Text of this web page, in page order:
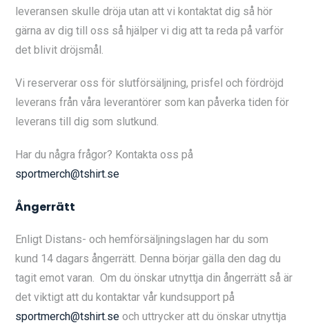
leveransen skulle dröja utan att vi kontaktat dig så hör
gärna av dig till oss så hjälper vi dig att ta reda på varför
det blivit dröjsmål.
Vi reserverar oss för slutförsäljning, prisfel och fördröjd
leverans från våra leverantörer som kan påverka tiden för
leverans till dig som slutkund.
Har du några frågor? Kontakta oss på
sportmerch@tshirt.se
Ångerrätt
Enligt Distans- och hemförsäljningslagen har du som
kund 14 dagars ångerrätt. Denna börjar gälla den dag du
tagit emot varan. Om du önskar utnyttja din ångerrätt så är
det viktigt att du kontaktar vår kundsupport på
sportmerch@tshirt.se och uttrycker att du önskar utnyttja